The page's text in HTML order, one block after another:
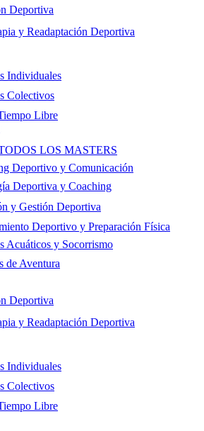
Deportiva
y Readaptación Deportiva
Individuales
Colectivos
Libre
LOS MASTERS
Deportivo y Comunicación
Deportiva y Coaching
y Gestión Deportiva
Deportivo y Preparación Física
Acuáticos y Socorrismo
de Aventura
Deportiva
y Readaptación Deportiva
Individuales
Colectivos
Libre